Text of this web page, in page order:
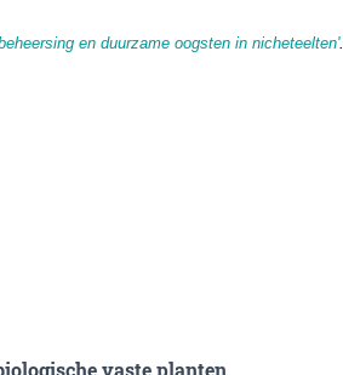
en duurzame oogsten in nicheteelten'.